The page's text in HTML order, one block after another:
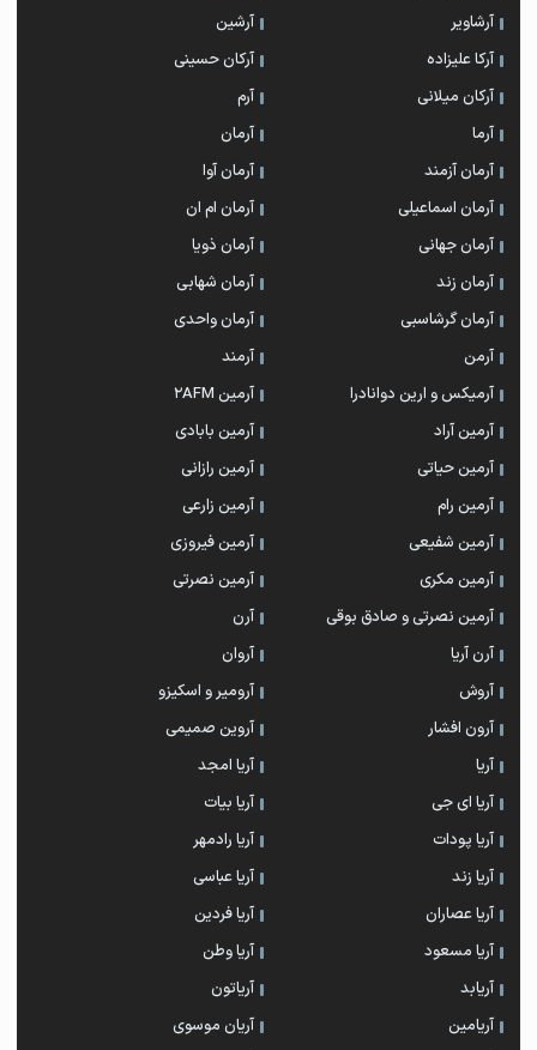
آرشاویر
آرشین
آرکا علیزاده
آرکان حسینی
آرکان میلانی
آرم
آرما
آرمان
آرمان آزمند
آرمان آوا
آرمان اسماعیلی
آرمان ام ان
آرمان جهانی
آرمان ذویا
آرمان زند
آرمان شهابی
آرمان گرشاسبی
آرمان واحدی
آرمن
آرمند
آرمیکس و ارین دوانادرا
آرمین 2AFM
آرمین آراد
آرمین بابادی
آرمین حیاتی
آرمین رازانی
آرمین رام
آرمین زارعی
آرمین شفیعی
آرمین فیروزی
آرمین مکری
آرمین نصرتی
آرمین نصرتی و صادق بوقی
آرن
آرن آریا
آروان
آروش
آرومیر و اسکیزو
آرون افشار
آروین صمیمی
آریا
آریا امجد
آریا ای جی
آریا بیات
آریا پودات
آریا رادمهر
آریا زند
آریا عباسی
آریا عصاران
آریا فردین
آریا مسعود
آریا وطن
آریابد
آریاتون
آریامین
آریان موسوی